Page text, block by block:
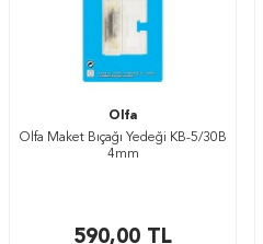
Olfa
Olfa Maket Bıçağı Yedeği KB-5/30B
4mm
590,00 TL